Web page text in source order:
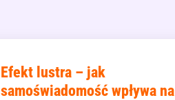
Efekt lustra – jak
samoświadomość wpływa na